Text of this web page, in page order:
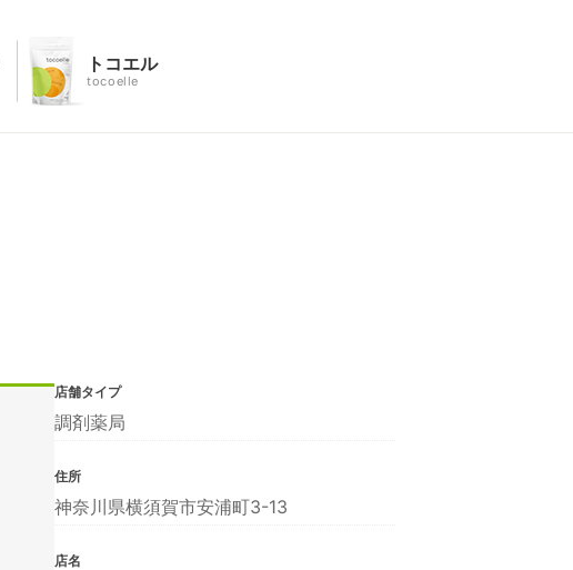
トコエル
tocoelle
店舗タイプ
調剤薬局
住所
神奈川県横須賀市安浦町3-13
店名